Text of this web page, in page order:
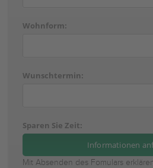
Wohnform:
Wunschtermin:
Sparen Sie Zeit:
Mit Absenden des Fomulars